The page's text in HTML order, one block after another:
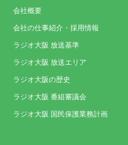
会社概要
会社の仕事紹介・採用情報
ラジオ大阪 放送基準
ラジオ大阪 放送エリア
ラジオ大阪の歴史
ラジオ大阪 番組審議会
ラジオ大阪 国民保護業務計画